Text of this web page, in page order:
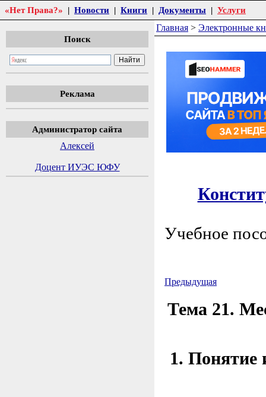
«Нет Права?» | Новости | Книги | Документы | Услуги
Поиск
Реклама
Администратор сайта
Алексей
Доцент ИУЭС ЮФУ
Главная > Электронные
Учебное
Предыдущая
Тема 21.
1. Понятие